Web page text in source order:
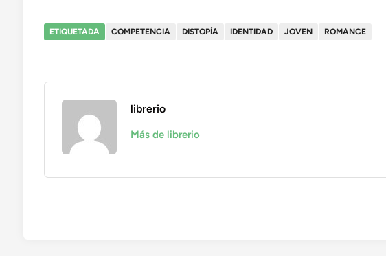
ETIQUETADA COMPETENCIA DISTOPÍA IDENTIDAD JOVEN ROMANCE
librerio
Más de librerio